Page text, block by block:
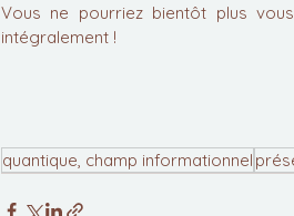
Vous ne pourriez bientôt plus
intégralement !
quantique, champ informationnel